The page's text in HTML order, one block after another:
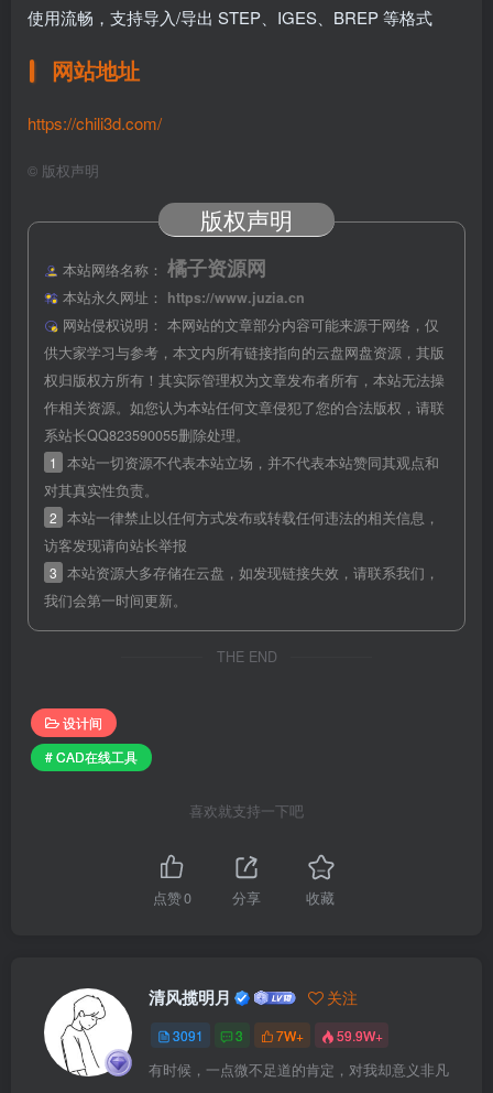
使用流畅，支持导入/导出 STEP、IGES、BREP 等格式
网站地址
https://chili3d.com/
© 版权声明
版权声明
本站网络名称： 橘子资源网
本站永久网址：
https://www.juzia.cn
网站侵权说明： 本网站的文章部分内容可能来源于网络，仅
供大家学习与参考，本文内所有链接指向的云盘网盘资源，其版
权归版权方所有！其实际管理权为文章发布者所有，本站无法操
作相关资源。如您认为本站任何文章侵犯了您的合法版权，请联
系站长QQ823590055删除处理。
1
本站一切资源不代表本站立场，并不代表本站赞同其观点和
对其真实性负责。
2 本站一律禁止以任何方式发布或转载任何违法的相关信息，
访客发现请向站长举报
3 本站资源大多存储在云盘，如发现链接失效，请联系我们，
我们会第一时间更新。
THE END
设计间
# CAD在线工具
喜欢就支持一下吧
点赞0 分享 收藏
清风揽明月 关注
3091 3 7W+ 59.9W+
有时候，一点微不足道的肯定，对我却意义非凡